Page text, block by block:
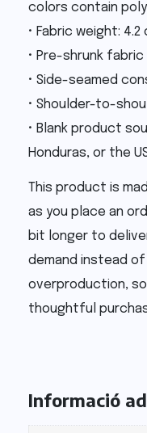
colors contain
• Fabric weight: 4.2
• Pre-shrunk fabric
• Side-seamed
• Shoulder-to-
• Blank product
Honduras, or the
This product is
as you place an
bit longer to
demand instead
overproduction,
thoughtful
Informació